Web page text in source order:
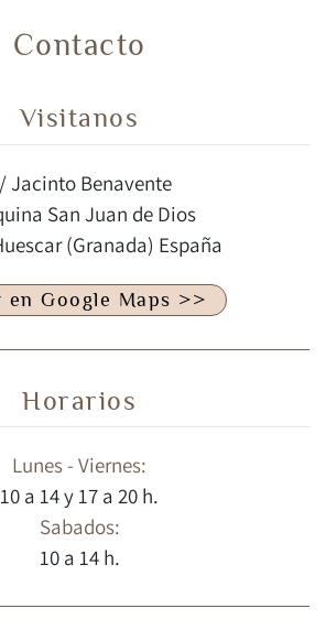
Contacto
Visitanos
Jacinto Benavente
San Juan de Dios
(Granada) España
en Google Maps >>
Horarios
Lunes - Viernes:
10 a 14 y 17 a 20 h.
Sabados:
10 a 14 h.